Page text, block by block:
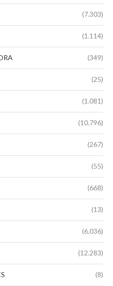
(7.303)
(1.114)
(349)
(25)
(1.081)
(10.796)
(267)
(55)
(668)
(13)
(6.036)
(12.283)
(8)